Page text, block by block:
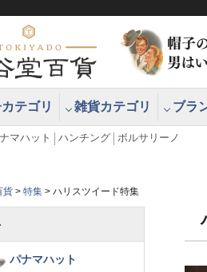
テゴリ 雑貨カテゴリ ブラ
マハット ハンチング ボルサリーノ
貨 特集 ハリスツイード特集
パナマハット